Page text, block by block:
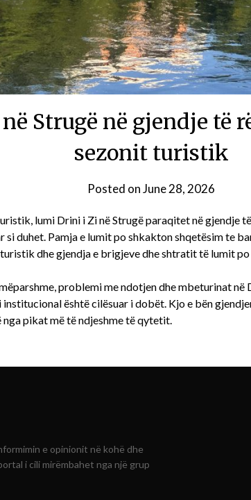
Strugë në gjendje të
sezonit turistik
Posted onJune 28, 2026
lumi Drini i Zi në Strugë paraqitet në gjendje
si duhet. Pamja e lumit po shkakton shqetësim te
dhe gjendja e brigjeve dhe shtratit të lumit po
problemi me ndotjen dhe mbeturinat në
është cilësuar i dobët. Kjo e bën
nga pikat më të ndjeshme të qytetit.
e opinionit në kohë dhe
i cili mirëmbahet nga një grup